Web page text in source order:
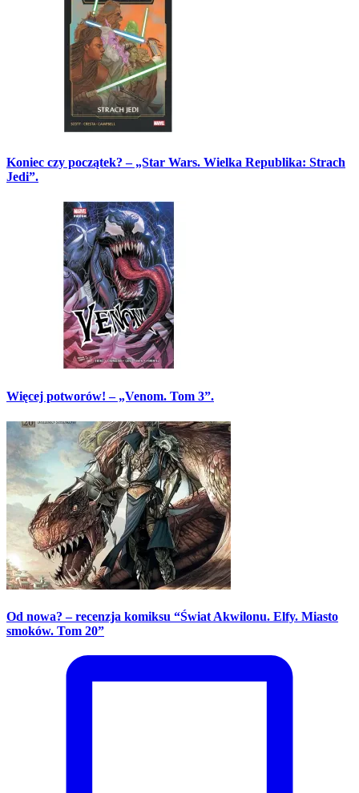
Koniec czy początek? – „Star Wars. Wielka Republika: Strach
Jedi”.
Więcej potworów! – „Venom. Tom 3”.
Od nowa? – recenzja komiksu “Świat Akwilonu. Elfy. Miasto
smoków. Tom 20”